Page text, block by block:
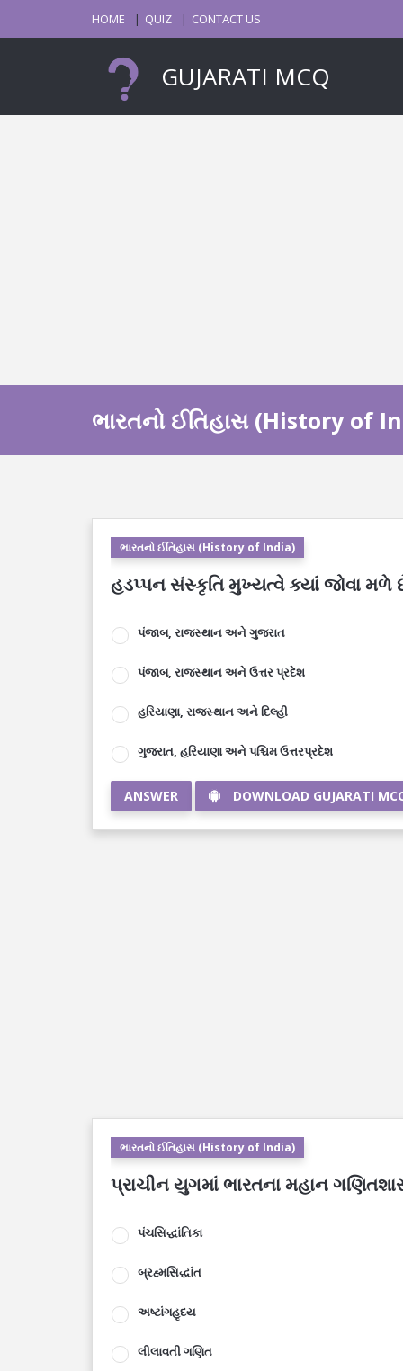
HOME QUIZ CONTACT US
GUJARATI MCQ
ભારતનો ઈતિહાસ (History of
ભારતનો ઈતિહાસ (History of India)
હડપ્પન સંસ્કૃતિ મુખ્યત્વે ક્યાં જોવા મળે
પંજાબ, રાજસ્થાન અને ગુજરાત
પંજાબ, રાજસ્થાન અને ઉત્તર પ્રદેશ
હરિયાણા, રાજસ્થાન અને દિલ્હી
ગુજરાત, હરિયાણા અને પશ્ચિમ ઉત્તરપ્રદેશ
ANSWER DOWNLOAD GUJARATI
ભારતનો ઈતિહાસ (History of India)
પ્રાચીન યુગમાં ભારતના મહાન
પંચસિદ્ધાંતિકા
બ્રહ્મસિદ્ધાંત
અષ્ટાંગહૃદય
લીલાવતી ગણિત